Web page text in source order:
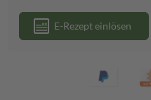
E-Rezept einlösen